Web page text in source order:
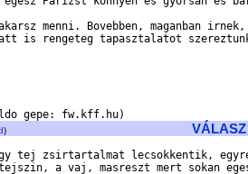
menni. Bovebben, maganban
is rengeteg tapasztalatot
) VÁLASZ
tej zsirtartalmat lecsokkentik,
a vaj, masreszt mert sokan